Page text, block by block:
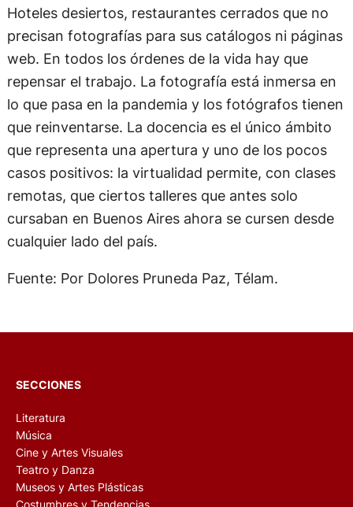
Hoteles desiertos, restaurantes cerrados que no
precisan fotografías para sus catálogos ni páginas
web. En todos los órdenes de la vida hay que
repensar el trabajo. La fotografía está inmersa en
lo que pasa en la pandemia y los fotógrafos tienen
que reinventarse. La docencia es el único ámbito
que representa una apertura y uno de los pocos
casos positivos: la virtualidad permite, con clases
remotas, que ciertos talleres que antes solo
cursaban en Buenos Aires ahora se cursen desde
cualquier lado del país.
Fuente: Por Dolores Pruneda Paz, Télam.
SECCIONES
Literatura
Música
Cine y Artes Visuales
Teatro y Danza
Museos y Artes Plásticas
Costumbres y Tendencias